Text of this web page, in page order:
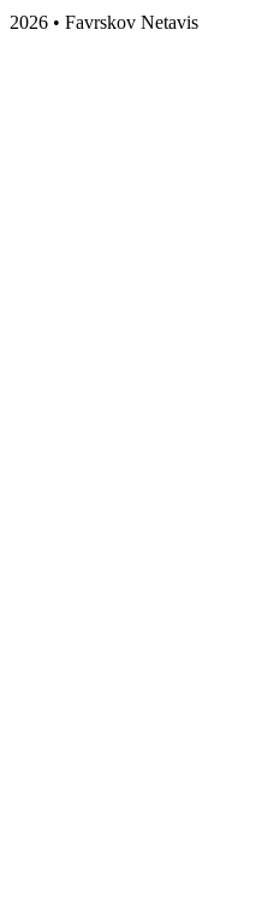
2026 • Favrskov Netavis